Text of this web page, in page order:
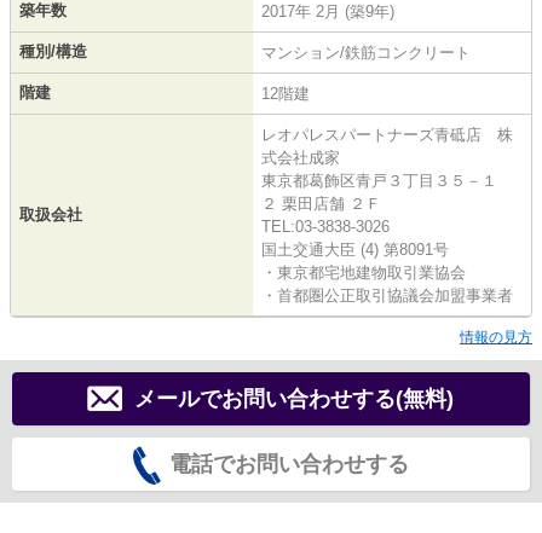
築年数 2017年 2月 (築9年)
種別/構造 マンション/鉄筋コンクリート
階建 12階建
取扱会社
レオパレスパートナーズ青砥店 株
式会社成家
東京都葛飾区青戸３丁目３５－１
２ 栗田店舗 ２Ｆ
TEL:03-3838-3026
国土交通大臣 (4) 第8091号
・東京都宅地建物取引業協会
・首都圏公正取引協議会加盟事業者
情報の見方
メールでお問い合わせする(無料)
電話でお問い合わせする